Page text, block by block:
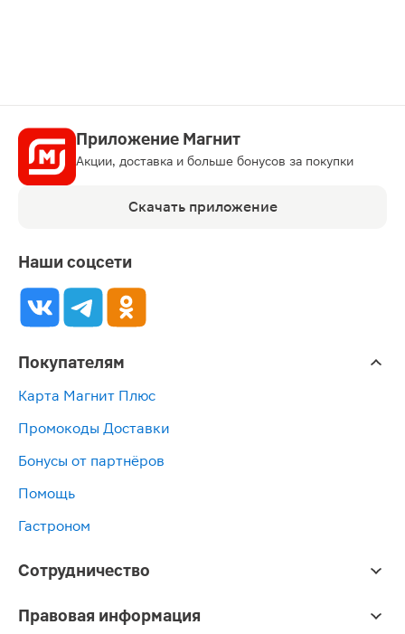
Приложение Магнит
Акции, доставка и больше бонусов за покупки
Скачать приложение
Наши соцсети
Покупателям
Карта Магнит Плюс
Промокоды Доставки
Бонусы от партнёров
Помощь
Гастроном
Сотрудничество
Правовая информация